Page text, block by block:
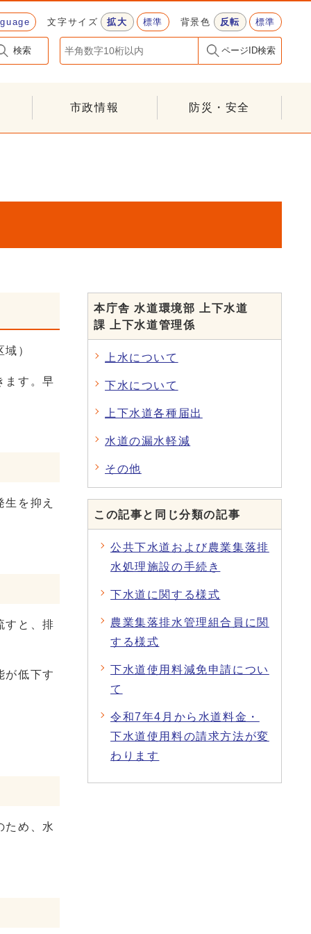
文字サイズ 拡大 標準 背景色 反転 標準
検索 ページID検索
市政情報 防災・安全
）
ます。早
を抑え
すと、排
が低下す
ため、水
本庁舎 水道環境部 上下水道
課 上下水道管理係
上水について
下水について
上下水道各種届出
水道の漏水軽減
その他
この記事と同じ分類の記事
公共下水道および農業集落排
水処理施設の手続き
下水道に関する様式
農業集落排水管理組合員に関
する様式
下水道使用料減免申請につい
て
令和7年4月から水道料金・
下水道使用料の請求方法が変
わります